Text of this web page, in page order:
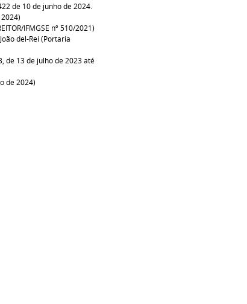
de 10 de junho de 2024.
IFMGSE nº 510/2021)
del-Rei (Portaria
de 13 de julho de 2023 até
de 2024)